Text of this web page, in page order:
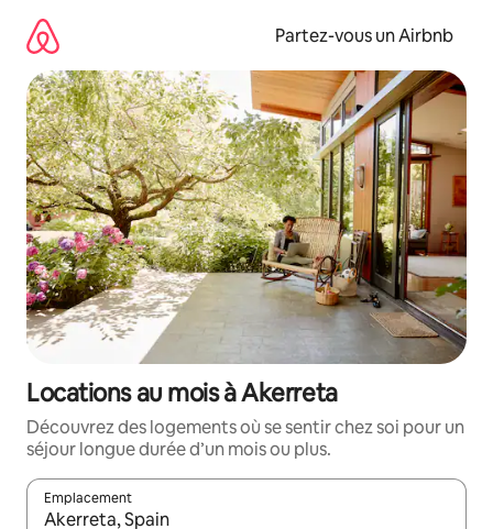
directement
contenu
Partez-vous un Airbnb
Locations au mois à Akerreta
Découvrez des logements où se sentir chez soi pour un
séjour longue durée d’un mois ou plus.
Emplacement
Quand les résultats sont affichés, parcourez-les en utilisant